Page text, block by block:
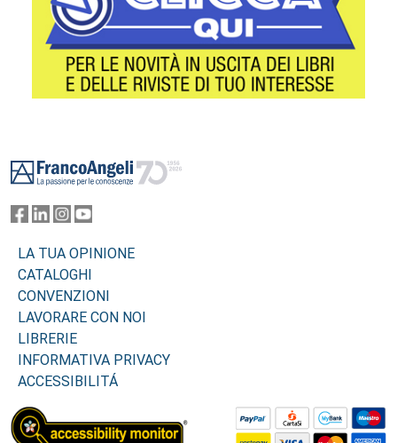
LA TUA OPINIONE
CATALOGHI
CONVENZIONI
LAVORARE CON NOI
LIBRERIE
INFORMATIVA PRIVACY
ACCESSIBILITÁ